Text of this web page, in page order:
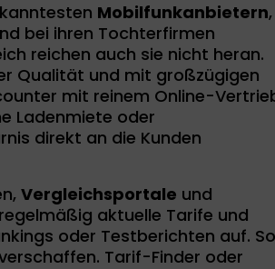
Mobilfunkanbietern,
bei ihren Tochterfirmen
reichen auch sie nicht heran.
Qualität und mit großzügigen
mit reinem Online-
Ladenmiete oder
direkt an die Kunden
Vergleichsportale und
aktuelle Tarife und
oder Testberichten auf. So
Tarif-Finder oder